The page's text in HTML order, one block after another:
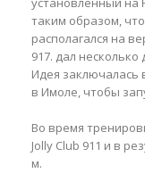
таким образом,
располагался на
917. дал
Идея заключалась
в Имоле, чтобы
Во время
Jolly Club 911 и в
м.